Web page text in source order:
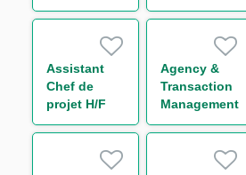
structurés
H/F
Assistant
Chef de
projet H/F
Agency &
Transaction
Management
Analyst